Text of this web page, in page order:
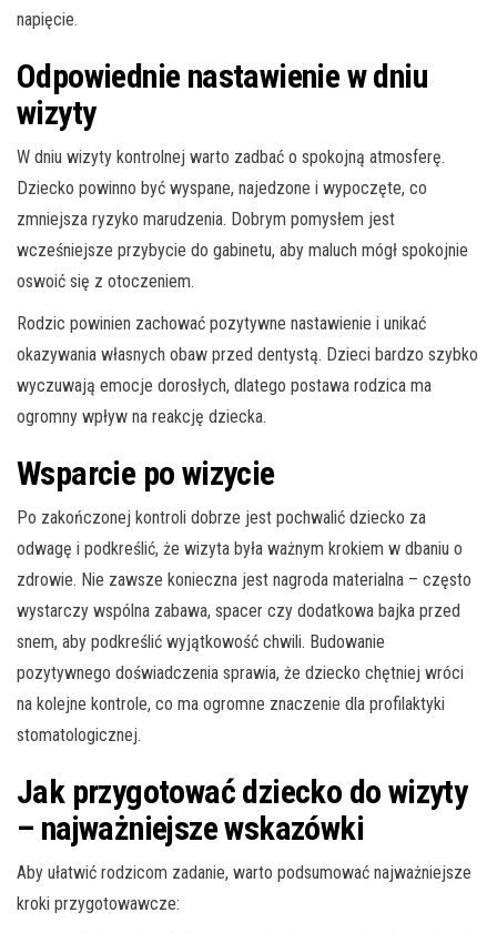
napięcie.
Odpowiednie nastawienie w dniu
wizyty
W dniu wizyty kontrolnej warto zadbać o spokojną atmosferę.
Dziecko powinno być wyspane, najedzone i wypoczęte, co
zmniejsza ryzyko marudzenia. Dobrym pomysłem jest
wcześniejsze przybycie do gabinetu, aby maluch mógł spokojnie
oswoić się z otoczeniem.
Rodzic powinien zachować pozytywne nastawienie i unikać
okazywania własnych obaw przed dentystą. Dzieci bardzo szybko
wyczuwają emocje dorosłych, dlatego postawa rodzica ma
ogromny wpływ na reakcję dziecka.
Wsparcie po wizycie
Po zakończonej kontroli dobrze jest pochwalić dziecko za
odwagę i podkreślić, że wizyta była ważnym krokiem w dbaniu o
zdrowie. Nie zawsze konieczna jest nagroda materialna – często
wystarczy wspólna zabawa, spacer czy dodatkowa bajka przed
snem, aby podkreślić wyjątkowość chwili. Budowanie
pozytywnego doświadczenia sprawia, że dziecko chętniej wróci
na kolejne kontrole, co ma ogromne znaczenie dla profilaktyki
stomatologicznej.
Jak przygotować dziecko do wizyty
– najważniejsze wskazówki
Aby ułatwić rodzicom zadanie, warto podsumować najważniejsze
kroki przygotowawcze: